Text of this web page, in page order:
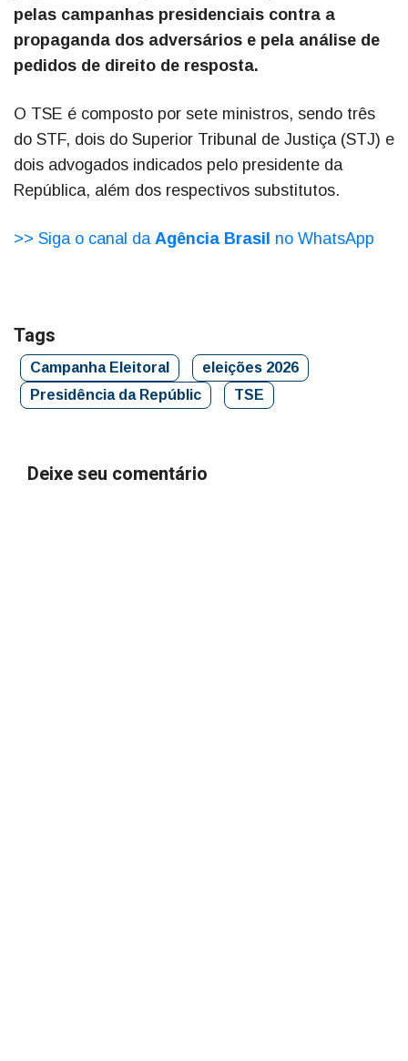
pelas campanhas presidenciais contra a
propaganda dos adversários e pela análise de
pedidos de direito de resposta.
O TSE é composto por sete ministros, sendo três
do STF, dois do Superior Tribunal de Justiça (STJ) e
dois advogados indicados pelo presidente da
República, além dos respectivos substitutos.
>> Siga o canal da Agência Brasil no WhatsApp
Tags
Campanha Eleitoral
eleições 2026
Presidência da Repúblic
TSE
Deixe seu comentário